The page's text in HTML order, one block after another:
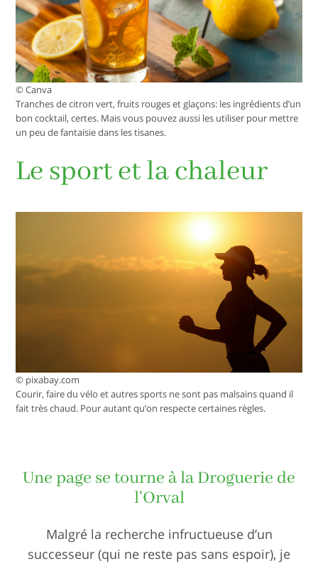
© Canva
Tranches de citron vert, fruits rouges et glaçons: les ingrédients d’un
bon cocktail, certes. Mais vous pouvez aussi les utiliser pour mettre
un peu de fantaisie dans les tisanes.
Le sport et la chaleur
© pixabay.com
Courir, faire du vélo et autres sports ne sont pas malsains quand il
fait très chaud. Pour autant qu’on respecte certaines règles.
Une page se tourne à la Droguerie de
l'Orval
Malgré la recherche infructueuse d’un
successeur (qui ne reste pas sans espoir), je